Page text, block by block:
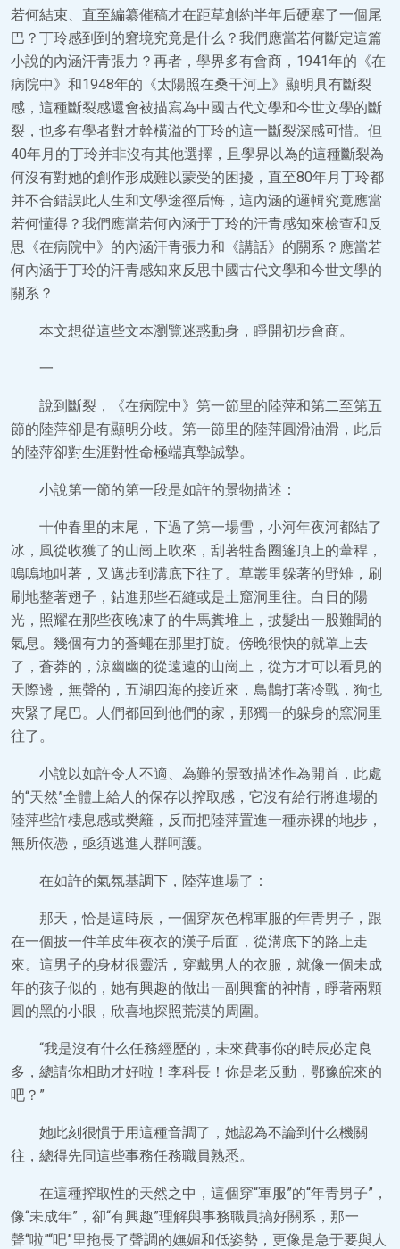
若何結束、直至編纂催稿才在距草創約半年后硬塞了一個尾
巴？丁玲感到到的窘境究竟是什么？我們應當若何斷定這篇
小說的內涵汗青張力？再者，學界多有會商，1941年的《在
病院中》和1948年的《太陽照在桑干河上》顯明具有斷裂
感，這種斷裂感還會被描寫為中國古代文學和今世文學的斷
裂，也多有學者對才幹橫溢的丁玲的這一斷裂深感可惜。但
40年月的丁玲并非沒有其他選擇，且學界以為的這種斷裂為
何沒有對她的創作形成難以蒙受的困擾，直至80年月丁玲都
并不合錯誤此人生和文學途徑后悔，這內涵的邏輯究竟應當
若何懂得？我們應當若何內涵于丁玲的汗青感知來檢查和反
思《在病院中》的內涵汗青張力和《講話》的關系？應當若
何內涵于丁玲的汗青感知來反思中國古代文學和今世文學的
關系？
本文想從這些文本瀏覽迷惑動身，睜開初步會商。
一
說到斷裂，《在病院中》第一節里的陸萍和第二至第五
節的陸萍卻是有顯明分歧。第一節里的陸萍圓滑油滑，此后
的陸萍卻對生涯對性命極端真摯誠摯。
小說第一節的第一段是如許的景物描述：
十仲春里的末尾，下過了第一場雪，小河年夜河都結了
冰，風從收獲了的山崗上吹來，刮著牲畜圈篷頂上的葦稈，
嗚嗚地叫著，又邁步到溝底下往了。草叢里躲著的野雉，刷
刷地整著翅子，鉆進那些石縫或是土窟洞里往。白日的陽
光，照耀在那些夜晚凍了的牛馬糞堆上，披髮出一股難聞的
氣息。幾個有力的蒼蠅在那里打旋。傍晚很快的就罩上去
了，蒼莽的，涼幽幽的從遠遠的山崗上，從方才可以看見的
天際邊，無聲的，五湖四海的接近來，鳥鵲打著冷戰，狗也
夾緊了尾巴。人們都回到他們的家，那獨一的躲身的窯洞里
往了。
小說以如許令人不適、為難的景致描述作為開首，此處
的“天然”全體上給人的保存以搾取感，它沒有給行將進場的
陸萍些許棲息感或樊籬，反而把陸萍置進一種赤裸的地步，
無所依憑，亟須逃進人群呵護。
在如許的氣氛基調下，陸萍進場了：
那天，恰是這時辰，一個穿灰色棉軍服的年青男子，跟
在一個披一件羊皮年夜衣的漢子后面，從溝底下的路上走
來。這男子的身材很靈活，穿戴男人的衣服，就像一個未成
年的孩子似的，她有興趣的做出一副興奮的神情，睜著兩顆
圓的黑的小眼，欣喜地探照荒漠的周圍。
“我是沒有什么任務經歷的，未來費事你的時辰必定良
多，總請你相助才好啦！李科長！你是老反動，鄂豫皖來的
吧？”
她此刻很慣于用這種音調了，她認為不論到什么機關
往，總得先同這些事務任務職員熟悉。
在這種搾取性的天然之中，這個穿“軍服”的“年青男子”，
像“未成年”，卻“有興趣”理解與事務職員搞好關系，那一
聲“啦”“吧”里拖長了聲調的嫵媚和低姿勢，更像是急于要與人